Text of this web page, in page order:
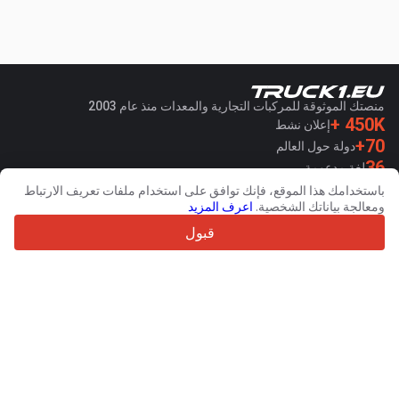
منصتك الموثوقة للمركبات التجارية والمعدات منذ عام 2003
450K + إعلان نشط
70+ دولة حول العالم
36لغة مدعومة
4.7/5
Trustpilot
باستخدامك هذا الموقع، فإنك توافق على استخدام ملفات تعريف الارتباط
ومعالجة بياناتك الشخصية. اعرف المزيد
قبول